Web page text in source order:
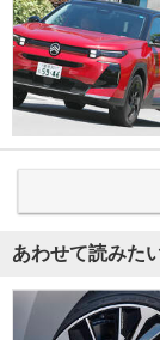
あわせて読みた